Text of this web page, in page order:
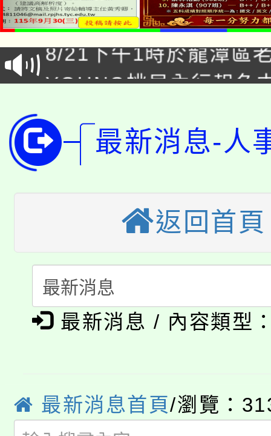
「本色祭」8/29、30在
場熱烈登場!
8/21下午1時於龍潭區
徵才活動。
YOUNG桃局內行報名
開!
115年桃園市運動會8/
田徑場及游泳池舉行。
桃園市低收入戶享有免
半價優惠，詳情可洽有
者。
大園自造教育及科技中
份教師增能研習
大溪自造教育及科技
份教師研習
淨零綠生活教案入校路
會
115年食農教育專業人
程
「本色祭」8/29、30在
局官網。
8月14至27日，桃園電
最新消息-人
返回首頁
最新消息 / 內容類型
最新消息首頁/瀏覽：